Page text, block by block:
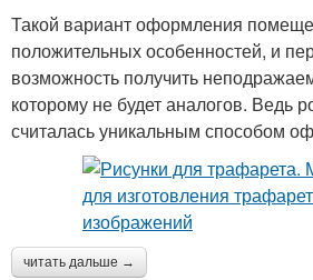
Такой вариант оформления
положительных особенностей, и
возможность получить
которому не будет аналогов. Ведь
считалась уникальным способом
читать дальше →